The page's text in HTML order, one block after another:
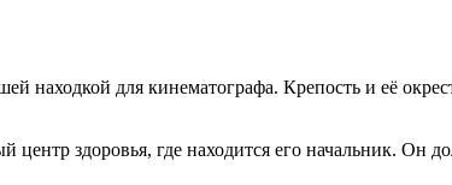
находкой для кинематографа. Крепость и её
центр здоровья, где находится его начальник. Он